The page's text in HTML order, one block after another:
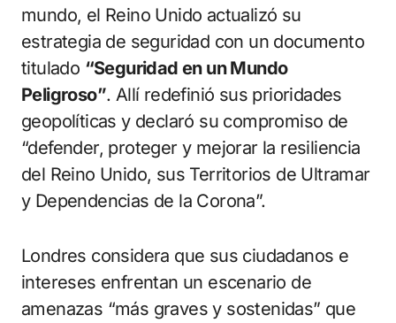
mundo, el Reino Unido actualizó su
estrategia de seguridad con un documento
titulado “Seguridad en un Mundo
Peligroso”. Allí redefinió sus prioridades
geopolíticas y declaró su compromiso de
“defender, proteger y mejorar la resiliencia
del Reino Unido, sus Territorios de Ultramar
y Dependencias de la Corona”.
Londres considera que sus ciudadanos e
intereses enfrentan un escenario de
amenazas “más graves y sostenidas” que